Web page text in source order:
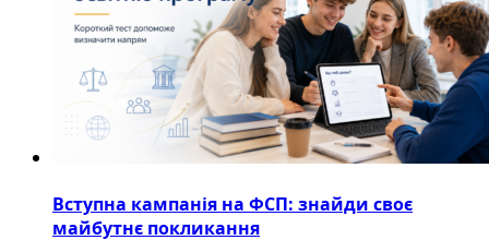
Вступна кампанія на ФСП: знайди своє
майбутнє покликання